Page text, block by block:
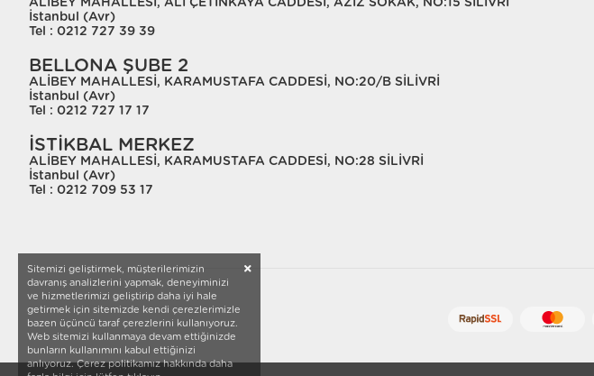
ALİBEY MAHALLESİ, ALİ ÇETİNKAYA CADDESİ, AZİZ SOKAK, NO:15 SİLİVRİ
İstanbul (Avr)
Tel : 0212 727 39 39
BELLONA ŞUBE 2
ALİBEY MAHALLESİ, KARAMUSTAFA CADDESİ, NO:20/B SİLİVRİ
İstanbul (Avr)
Tel : 0212 727 17 17
İSTİKBAL MERKEZ
ALİBEY MAHALLESİ, KARAMUSTAFA CADDESİ, NO:28 SİLİVRİ
İstanbul (Avr)
Tel : 0212 709 53 17
Sitemizi geliştirmek, müşterilerimizin
davranış analizlerini yapmak, deneyiminizi
ve hizmetlerimizi geliştirip daha iyi hale
getirmek için sitemizde kendi çerezlerimizle
bazen üçüncü taraf çerezlerini kullanıyoruz.
Web sitemizi kullanmaya devam ettiğinizde
bunların kullanımını kabul ettiğinizi
anlıyoruz. Çerez politikamız hakkında daha